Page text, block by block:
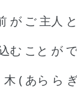
が ご 主人
む こと が
木 ( あら ら